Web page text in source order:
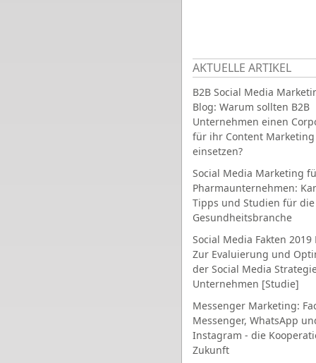
AKTUELLE ARTIKEL
B2B Social Media
Blog: Warum sollten B2B
Unternehmen einen
für ihr Content Marketing
einsetzen?
Social Media Marketing
Pharmaunternehmen:
Tipps und Studien für die
Gesundheitsbranche
Social Media Fakten 2019
Zur Evaluierung und
der Social Media
Unternehmen [Studie]
Messenger Marketing:
Messenger, WhatsApp
Instagram - die
Zukunft